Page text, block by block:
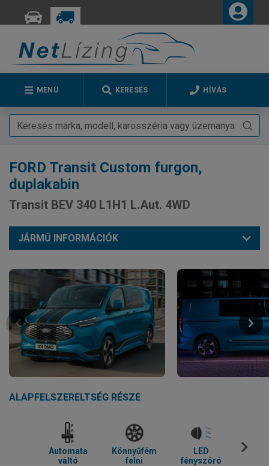
MENÜ KERESÉS HÍVÁS
FORD Transit Custom furgon,
duplakabin
Transit BEV 340 L1H1 L.Aut. 4WD
JÁRMŰ INFORMÁCIÓK
ALAPFELSZERELTSÉG RÉSZE
Automata
váltó
Könnyűfém
felni
LED
fényszóró